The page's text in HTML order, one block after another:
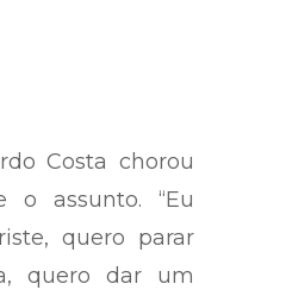
Costa chorou
o assunto. “Eu
quero parar
quero dar um